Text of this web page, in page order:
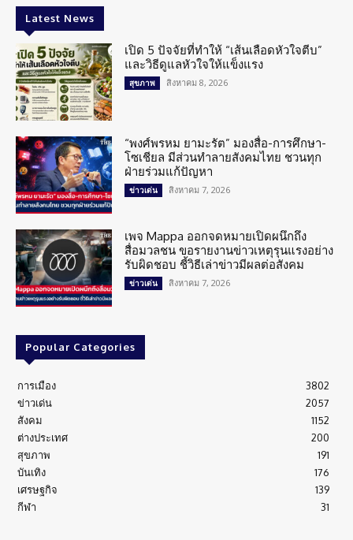
Latest News
เปิด 5 ปัจจัยที่ทำให้ “เส้นเลือดหัวใจตีบ”
และวิธีดูแลหัวใจให้แข็งแรง
สุขภาพ สิงหาคม 8, 2026
“พงศ์พรหม ยามะรัต” มองสื่อ-การศึกษา-
โซเชียล มีส่วนทำลายสังคมไทย ชวนทุก
ฝ่ายร่วมแก้ปัญหา
ข่าวเด่น สิงหาคม 7, 2026
เพจ Mappa ออกจดหมายเปิดผนึกถึง
สื่อมวลชน ขอรายงานข่าวเหตุรุนแรงอย่าง
รับผิดชอบ ชี้วิธีเล่าข่าวมีผลต่อสังคม
ข่าวเด่น สิงหาคม 7, 2026
Popular Categories
การเมือง
3802
ข่าวเด่น
2057
สังคม
1152
ต่างประเทศ
200
สุขภาพ
191
บันเทิง
176
เศรษฐกิจ
139
กีฬา
31